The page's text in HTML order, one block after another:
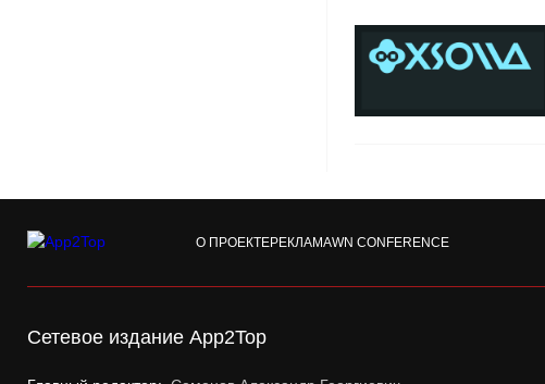
О ПРОЕКТЕРЕКЛАМАWN CONFERENCE
Сетевое издание App2Top